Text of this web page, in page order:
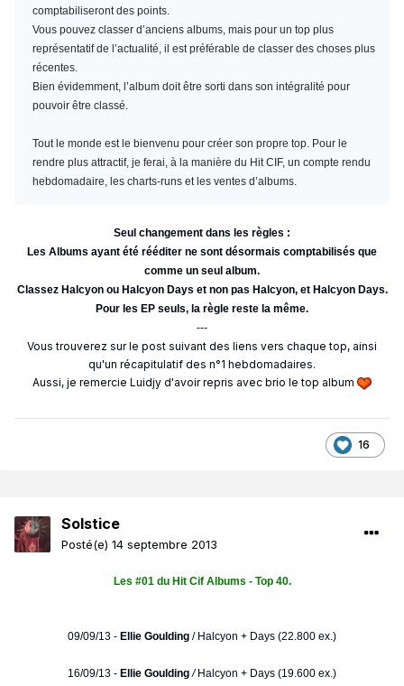
comptabiliseront des points.
Vous pouvez classer d’anciens albums, mais pour un top plus
représentatif de l’actualité, il est préférable de classer des choses plus
récentes.
Bien évidemment, l’album doit être sorti dans son intégralité pour
pouvoir être classé.
Tout le monde est le bienvenu pour créer son propre top. Pour le
rendre plus attractif, je ferai, à la manière du Hit CIF, un compte rendu
hebdomadaire, les charts-runs et les ventes d’albums.
Seul changement dans les règles :
Les Albums ayant été rééditer ne sont désormais comptabilisés que
comme un seul album.
Classez Halcyon ou Halcyon Days et non pas Halcyon, et Halcyon Days.
Pour les EP seuls, la règle reste la même.
---
Vous trouverez sur le post suivant des liens vers chaque top, ainsi
qu'un récapitulatif des n°1 hebdomadaires.
Aussi, je remercie Luidjy d'avoir repris avec brio le top album
16
Solstice
Posté(e) 14 septembre 2013
Les #01 du Hit Cif Albums - Top 40.
09/09/13 - Ellie Goulding / Halcyon + Days (22.800 ex.)
16/09/13 - Ellie Goulding /Halcyon + Days (19.600 ex.)